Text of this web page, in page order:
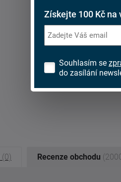
(0) Recenze obchodu
Získejte 100 Kč na
Souhlasím se
do zasílání